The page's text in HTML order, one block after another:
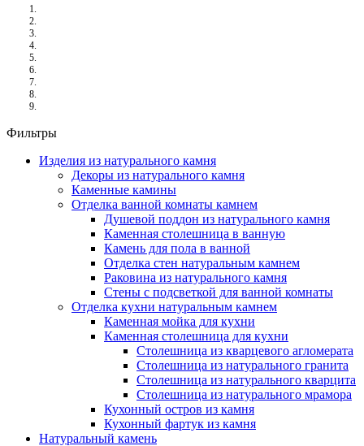
Фильтры
Изделия из натурального камня
Декоры из натурального камня
Каменные камины
Отделка ванной комнаты камнем
Душевой поддон из натурального камня
Каменная столешница в ванную
Камень для пола в ванной
Отделка стен натуральным камнем
Раковина из натурального камня
Стены с подсветкой для ванной комнаты
Отделка кухни натуральным камнем
Каменная мойка для кухни
Каменная столешница для кухни
Столешница из кварцевого агломерата
Столешница из натурального гранита
Столешница из натурального кварцита
Столешница из натурального мрамора
Кухонный остров из камня
Кухонный фартук из камня
Натуральный камень